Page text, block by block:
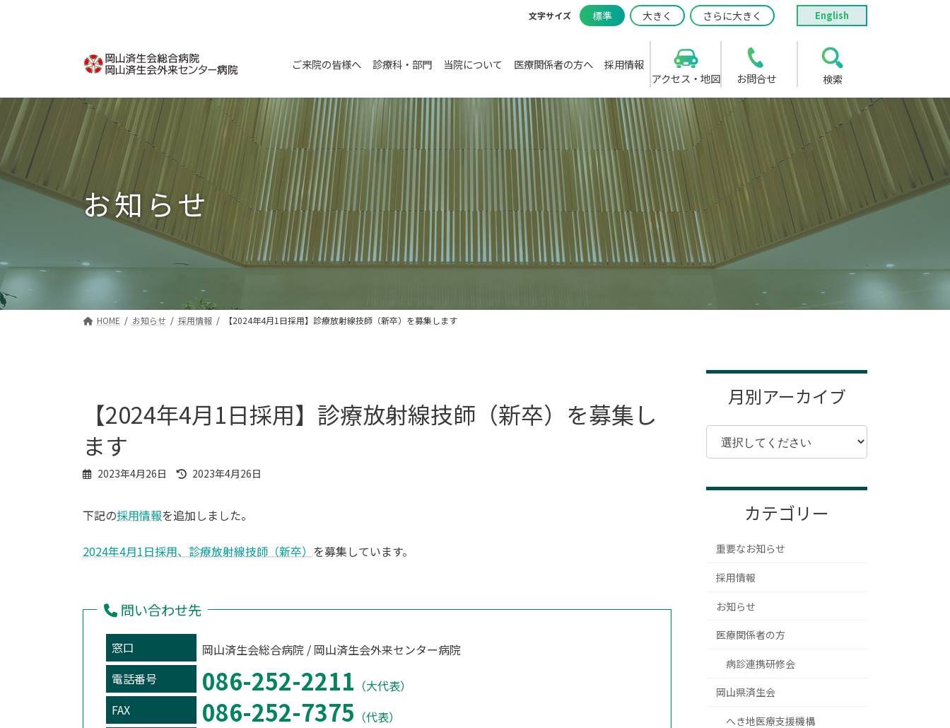
ッ
プ
移
動
文字サイズ 標準 大きく さらに大きく English
検索
ご来院の皆様へ 診療科・部門 当院について 医療関係者の方へ
採用情報
アクセス・地図
お問合せ
お知らせ
HOME お知らせ 採用情報 【2024年4月1日採用】診療放射線技師（新卒）を募集します
【2024年4月1日採用】診療放射線技師（新卒）を募集し
ます
2023年4月26日
最
新
時
:
2023年4月26日
下記の採用情報を追加しました。
2024年4月1日採用、診療放射線技師（新卒） を募集しています。
問い合わせ先
窓口
岡山済生会総合病院 / 岡山済生会外来センター病院
電話番号
086-252-2211 （大代表）
FAX
086-252-7375 （代表）
月別アーカイブ
カテゴリー
重要なお知らせ
採用情報
お知らせ
医療関係者の方
病診連携研修会
岡山県済生会
へき地医療支援機構